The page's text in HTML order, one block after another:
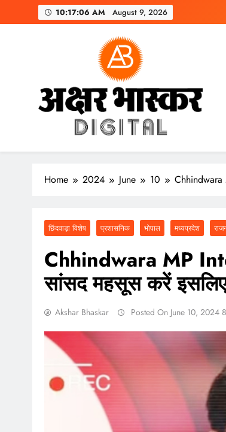
to
10:17:08 AM August 9, 2026
अक्षर भास्कर
डिजिटल
Home 2024 June 10
छिंदवाड़ा विशेष प्रशासनिक भोपाल मध्यप्रदेश
Chhindwara MP
सांसद महसूस करें
Akshar Bhaskar Posted On June 10, 2024